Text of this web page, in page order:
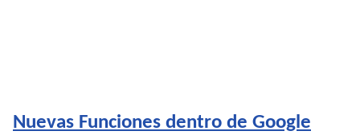
Nuevas Funciones dentro de Google